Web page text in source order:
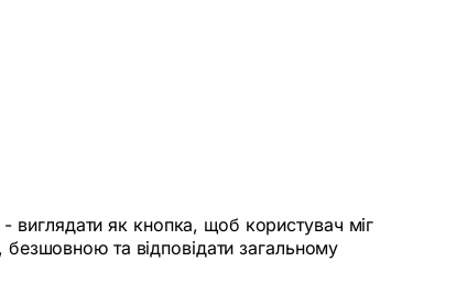
виглядати як кнопка, щоб користувач міг
безшовною та відповідати загальному